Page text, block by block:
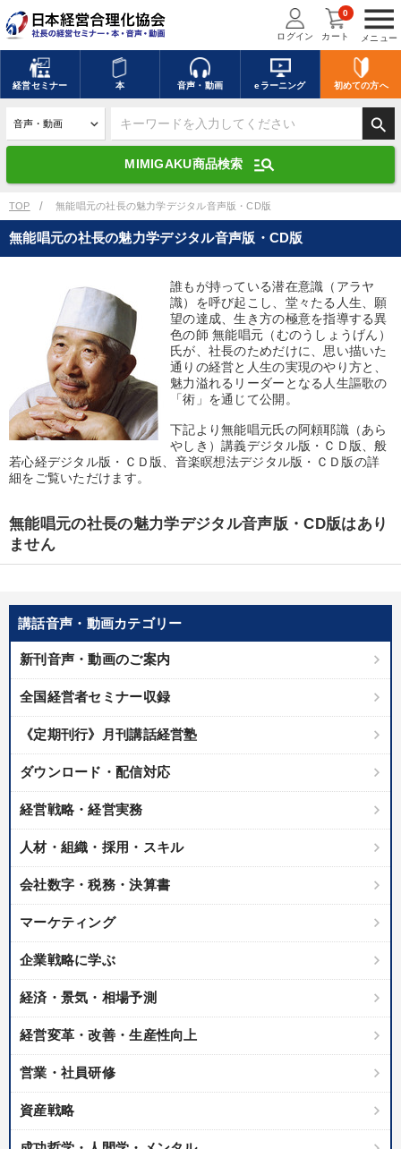
menu
メニュー
ログイン カート
0
経営セミナー 本 音声・動画 eラーニング 初めての方へ
search
MIMIGAKU商品検索 manage_search
キーワードを入力して探す
デジタル版対応のみ検索結果に表示する
search 上記の条件で検索
全国経営者セミナー講演収録物（全1315タイトル）からお探しいただけ
カテゴリー
優秀各社の智恵と戦略 事業家のロマンと経営
専門家のアドバイス
リーダーの器量を学ぶ
テーマ
仕事のスキルと人間力を高める知恵を身につける
数字・税務・決算書 営業・社員研修
経済・景気・相場予測
製造業 卸売・小売・飲食業
IT・サービス・金融業 コンサルタント
キーワード
井上和弘 異発想
採用
※「更新」を押すと「テーマ」「キーワード」を更新いただけます。
ondemand_video 経営音声・動画を探す refresh 更新する
しいただけます
TOP 無能唱元の社長の魅力学デジタル音声版・CD版
講話音声・動画カテゴリー
新刊音声・動画のご案内
全国経営者セミナー収録
《定期刊行》月刊講話経営塾
ダウンロード・配信対応
経営戦略・経営実務
人材・組織・採用・スキル
会社数字・税務・決算書
マーケティング
企業戦略に学ぶ
経済・景気・相場予測
経営変革・改善・生産性向上
営業・社員研修
資産戦略
無能唱元の社長の魅力学デジタル音声版・CD版
誰もが持っている潜在意識（アラヤ
識）を呼び起こし、堂々たる人生、願
望の達成、生き方の極意を指導する異
色の師 無能唱元（むのうしょうげん）
氏が、社長のためだけに、思い描いた
通りの経営と人生の実現のやり方と、
魅力溢れるリーダーとなる人生謳歌の
「術」を通じて公開。
下記より無能唱元氏の阿頼耶識（あら
やしき）講義デジタル版・ＣＤ版、般
若心経デジタル版・ＣＤ版、音楽瞑想法デジタル版・ＣＤ版の詳
細をご覧いただけます。
無能唱元の社長の魅力学デジタル音声版・CD版はあり
ません